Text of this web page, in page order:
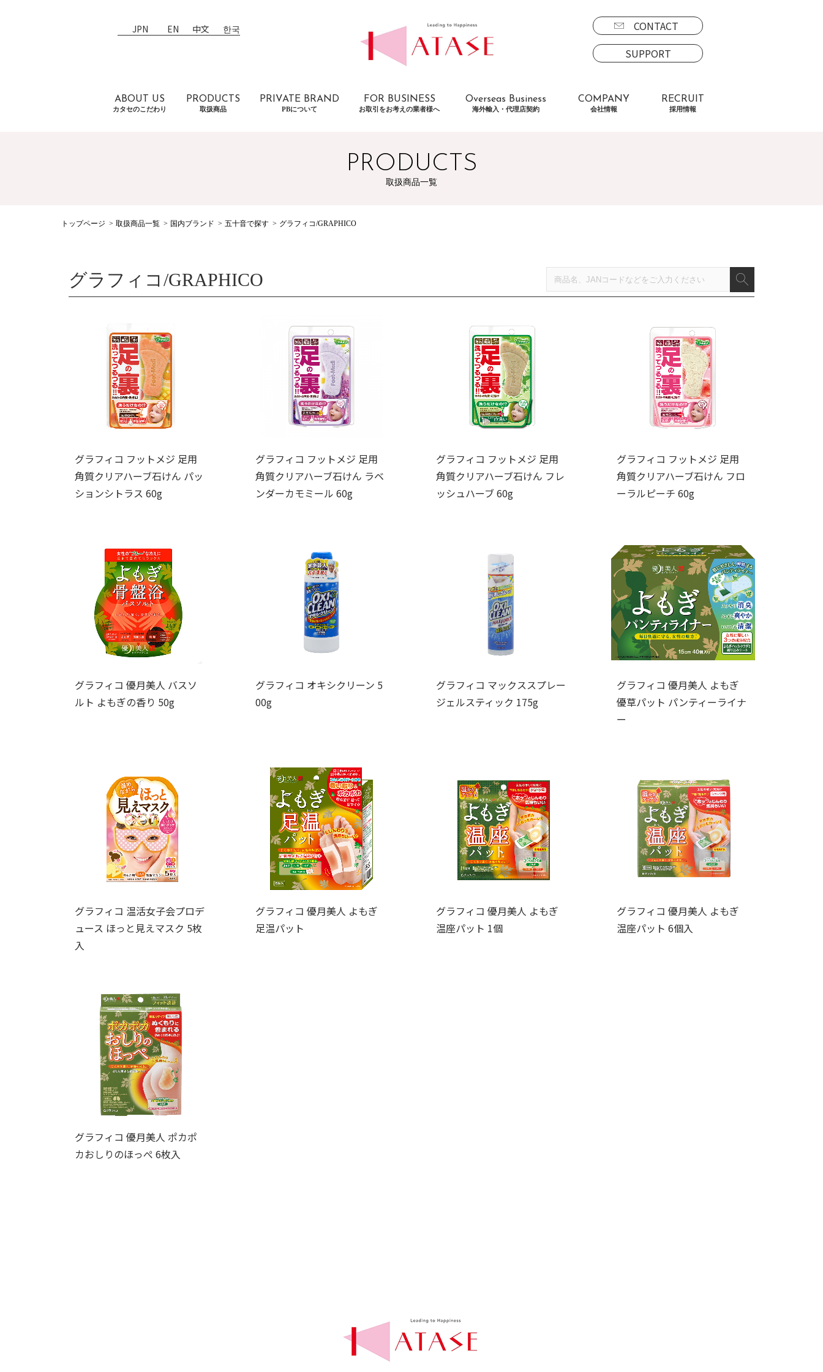
JPN EN 中文 한국
CONTACT
SUPPORT
ABOUT US
カタセのこだわり
PRODUCTS
取扱商品
PRIVATE BRAND
PBについて
FOR BUSINESS
お取引をお考えの業者様へ
Overseas Business
海外輸入・代理店契約
COMPANY
会社情報
RECRUIT
採用情報
PRODUCTS
取扱商品一覧
トップページ 取扱商品一覧 国内ブランド 五十音で探す グラフィコ/GRAPHICO
グラフィコ/GRAPHICO
グラフィコ フットメジ 足用
角質クリアハーブ石けん パッ
ションシトラス 60g
グラフィコ フットメジ 足用
角質クリアハーブ石けん ラベ
ンダーカモミール 60g
グラフィコ フットメジ 足用
角質クリアハーブ石けん フレ
ッシュハーブ 60g
グラフィコ フットメジ 足用
角質クリアハーブ石けん フロ
ーラルピーチ 60g
グラフィコ 優月美人 バスソ
ルト よもぎの香り 50g
グラフィコ オキシクリーン 5
00g
グラフィコ マックススプレー
ジェルスティック 175g
グラフィコ 優月美人 よもぎ
優草パット パンティーライナ
ー
グラフィコ 温活女子会プロデ
ュース ほっと見えマスク 5枚
入
グラフィコ 優月美人 よもぎ
足温パット
グラフィコ 優月美人 よもぎ
温座パット 1個
グラフィコ 優月美人 よもぎ
温座パット 6個入
グラフィコ 優月美人 ポカポ
カおしりのほっぺ 6枚入